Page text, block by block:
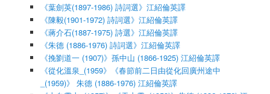
《葉劍英(1897-1986) 詩詞選》江紹倫英譯
《陳毅(1901-1972) 詩詞選》江紹倫英譯
《蔣介石(1887-1975) 詩選》江紹倫英譯
《朱德 (1886-1976) 詩詞選》江紹倫英譯
《挽劉道一 (1907)》孫中山 (1866-1925) 江紹倫英譯
《從化溫泉_(1959》《春節前二日由從化回廣州途中
_(1959)》 朱德 (1886-1976) 江紹倫英譯